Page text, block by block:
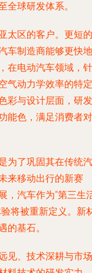
全球研发体系。
太区的客户。更短的
车制造商能够更快地
在电动汽车领域，针
气动力学效率的特定
彩与设计层面，研发
能色，满足消费者对
为了巩固其在传统汽
来移动出行的新赛
，汽车作为“第三生
将被重新定义。新
的基石。
见、技术深耕与市场